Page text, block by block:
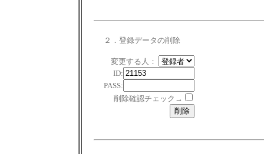
２．登録データの削除
変更する人：
ID:
PASS:
削除確認チェック→